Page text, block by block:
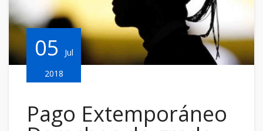
05
Jul
2018
Pago Extemporáneo